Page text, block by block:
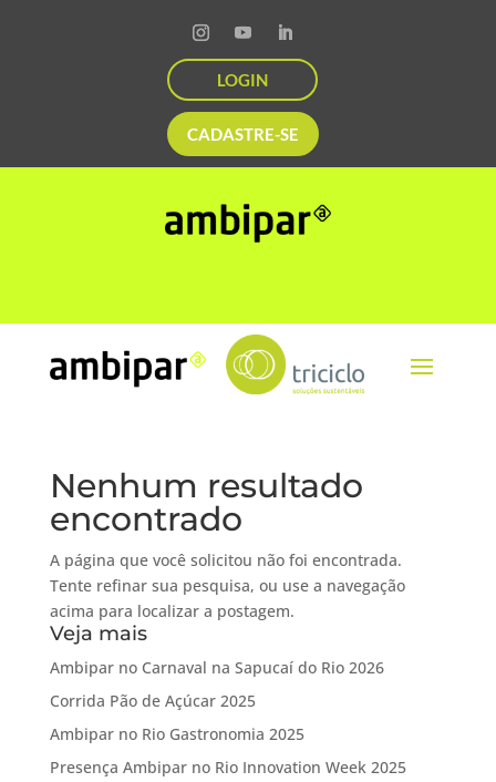
LOGIN
CADASTRE-SE
Nenhum resultado
encontrado
A página que você solicitou não foi encontrada.
Tente refinar sua pesquisa, ou use a navegação
acima para localizar a postagem.
Veja mais
Ambipar no Carnaval na Sapucaí do Rio 2026
Corrida Pão de Açúcar 2025
Ambipar no Rio Gastronomia 2025
Presença Ambipar no Rio Innovation Week 2025